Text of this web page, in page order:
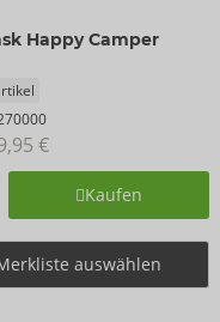
Happy Camper
€
Kaufen
auswählen